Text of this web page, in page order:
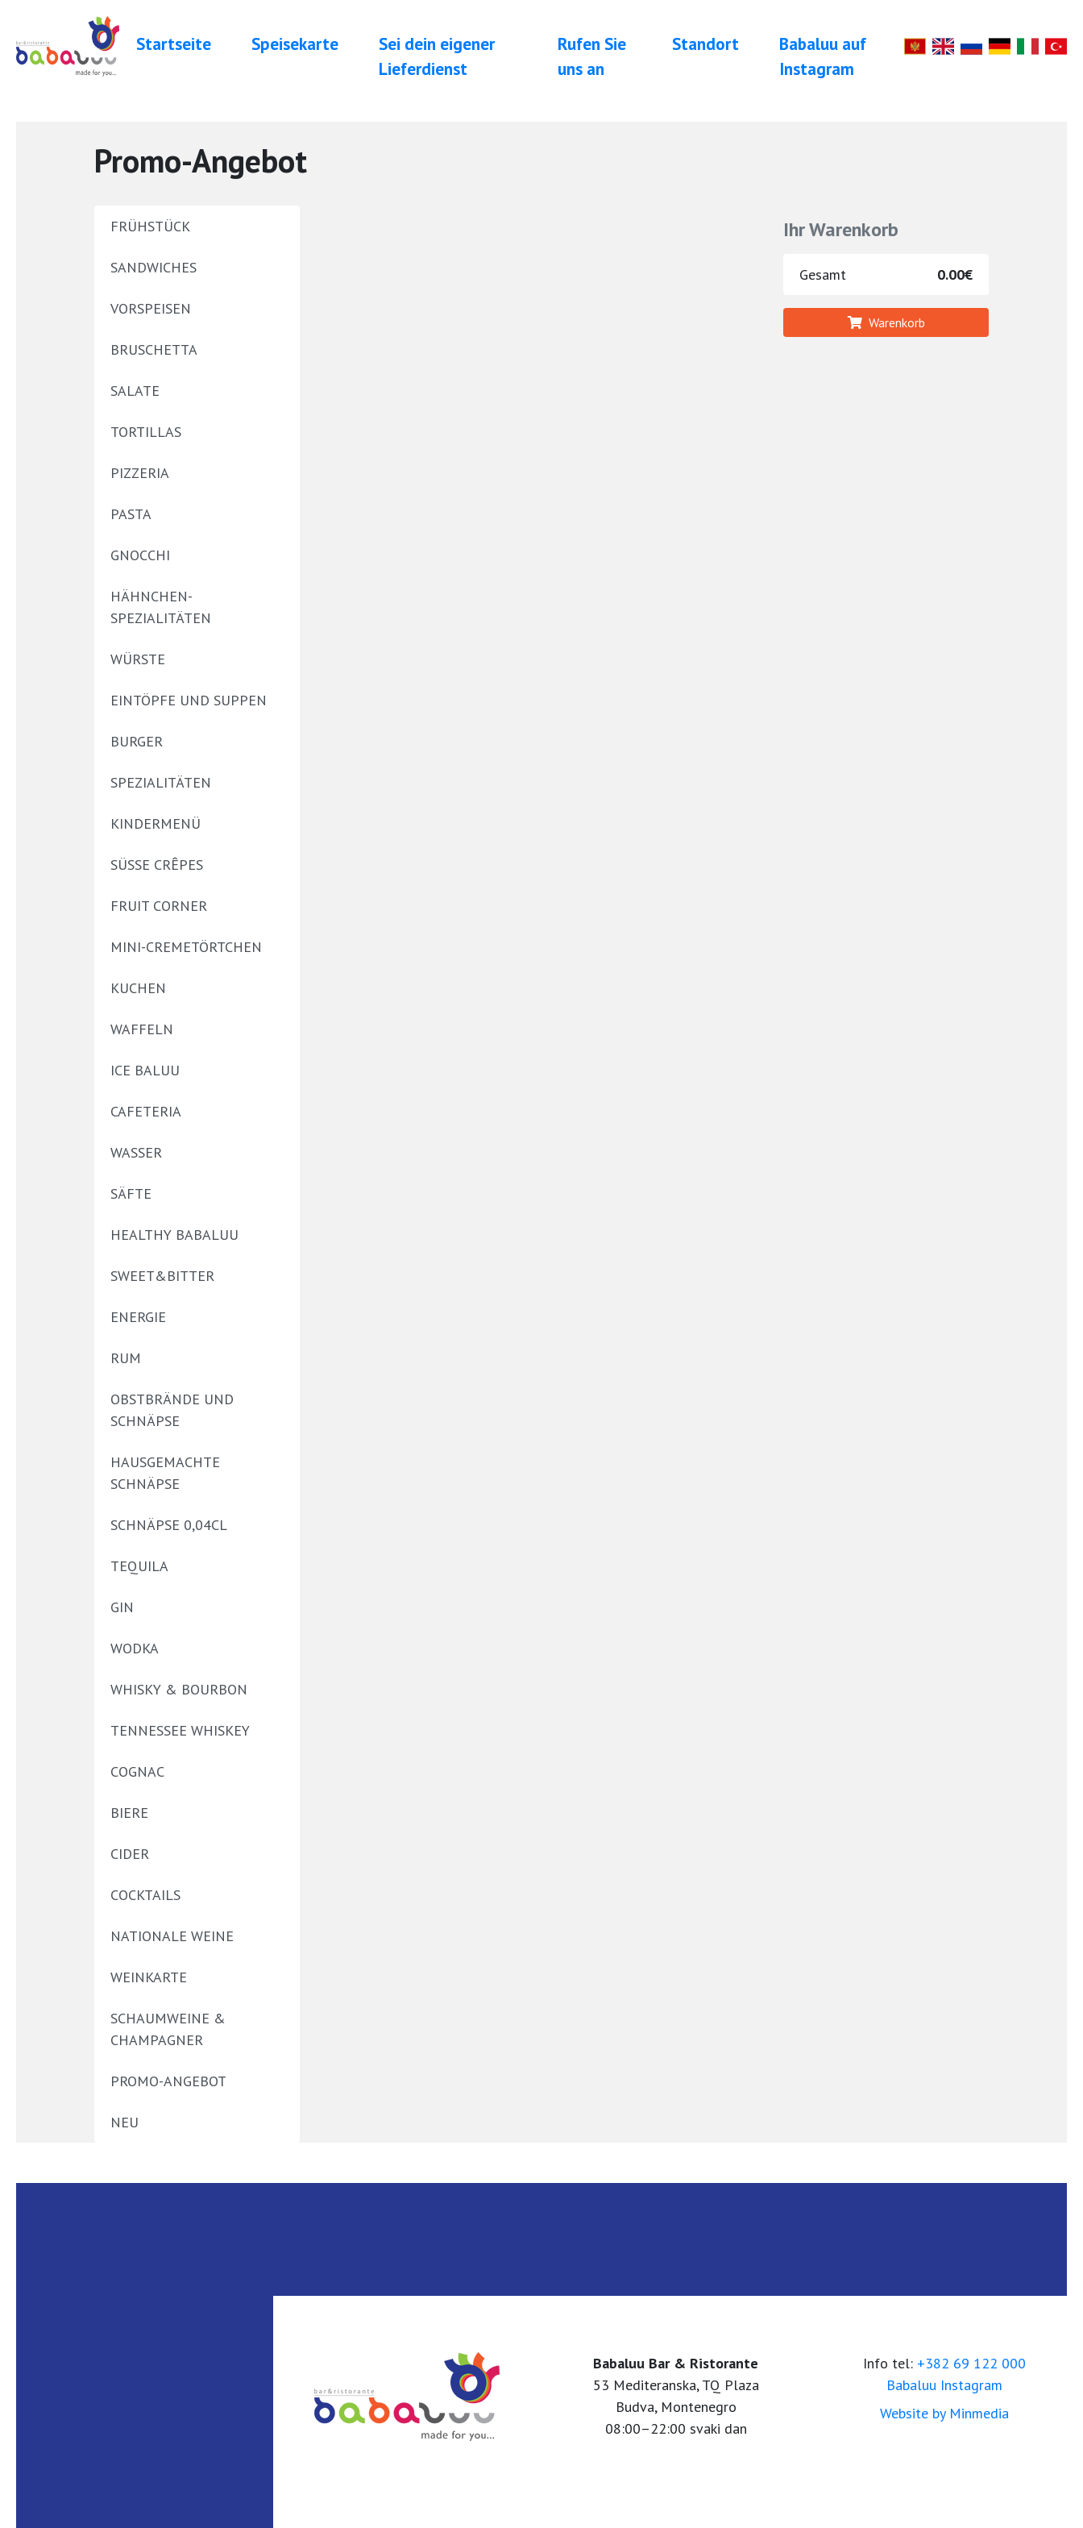
Startseite Speisekarte
Sei dein eigener
Lieferdienst
Rufen Sie
uns an
Standort
Babaluu auf
Instagram
Promo-Angebot
FRÜHSTÜCK
SANDWICHES
VORSPEISEN
BRUSCHETTA
SALATE
TORTILLAS
PIZZERIA
PASTA
GNOCCHI
HÄHNCHEN-
SPEZIALITÄTEN
WÜRSTE
EINTÖPFE UND SUPPEN
BURGER
SPEZIALITÄTEN
KINDERMENÜ
SÜSSE CRÊPES
FRUIT CORNER
MINI-CREMETÖRTCHEN
KUCHEN
WAFFELN
ICE BALUU
CAFETERIA
WASSER
SÄFTE
HEALTHY BABALUU
SWEET&BITTER
ENERGIE
RUM
OBSTBRÄNDE UND
SCHNÄPSE
HAUSGEMACHTE
SCHNÄPSE
SCHNÄPSE 0,04CL
TEQUILA
GIN
WODKA
WHISKY & BOURBON
TENNESSEE WHISKEY
COGNAC
BIERE
CIDER
COCKTAILS
NATIONALE WEINE
WEINKARTE
SCHAUMWEINE &
CHAMPAGNER
PROMO-ANGEBOT
NEU
Ihr Warenkorb
Gesamt 0.00€
Warenkorb
Babaluu Bar & Ristorante
53 Mediteranska, TQ Plaza
Budva, Montenegro
08:00–22:00 svaki dan
Info tel: +382 69 122 000
Babaluu Instagram
Website by Minmedia